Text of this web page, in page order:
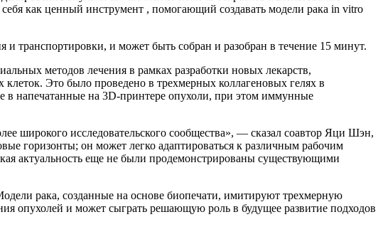
как ценный инструмент , помогающий создавать модели рака in vitro
транспортировки, и может быть собран и разобран в течение 15 минут.
методов лечения в рамках разработки новых лекарств,
Это было проведено в трехмерных коллагеновых гелях в
напечатанные на 3D-принтере опухоли, при этом иммунные
широкого исследовательского сообщества», — сказал соавтор Яци Шэн,
горизонты; он может легко адаптироваться к различным рабочим
актуальность еще не были продемонстрированы существующими
рака, созданные на основе биопечати, имитируют трехмерную
опухолей и может сыграть решающую роль в будущее развитие подходов